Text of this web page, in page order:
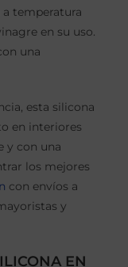
a temperatura
en su uso.
una
esta silicona
en interiores
y con una
los mejores
con envíos a
y
EN